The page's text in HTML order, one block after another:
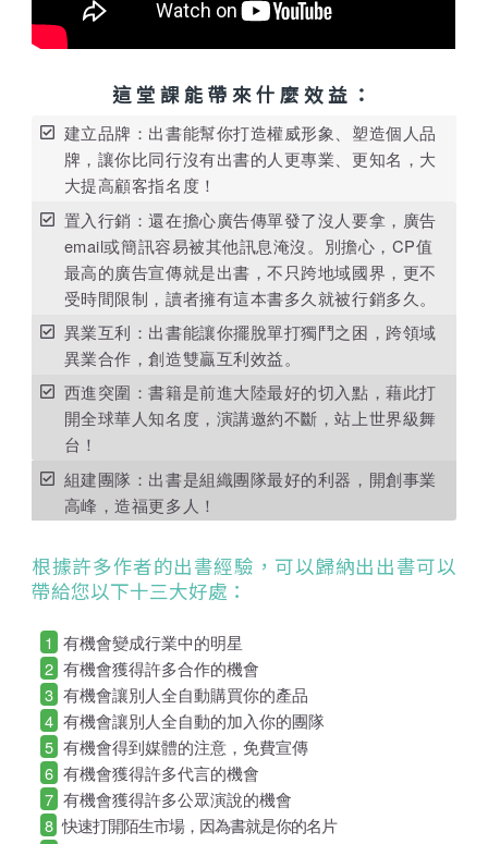
這堂課能帶來什麼效益：
建立品牌：出書能幫你打造權威形象、塑造個人品
牌，讓你比同行沒有出書的人更專業、更知名，大
大提高顧客指名度！
置入行銷：還在擔心廣告傳單發了沒人要拿，廣告
email或簡訊容易被其他訊息淹沒。別擔心，CP值
最高的廣告宣傳就是出書，不只跨地域國界，更不
受時間限制，讀者擁有這本書多久就被行銷多久。
異業互利：出書能讓你擺脫單打獨鬥之困，跨領域
異業合作，創造雙贏互利效益。
西進突圍：書籍是前進大陸最好的切入點，藉此打
開全球華人知名度，演講邀約不斷，站上世界級舞
台！
組建團隊：出書是組織團隊最好的利器，開創事業
高峰，造福更多人！
根據許多作者的出書經驗，可以歸納出出書可以
帶給您以下十三大好處：
1 有機會變成行業中的明星
2 有機會獲得許多合作的機會
3 有機會讓別人全自動購買你的產品
4 有機會讓別人全自動的加入你的團隊
5 有機會得到媒體的注意，免費宣傳
6 有機會獲得許多代言的機會
7 有機會獲得許多公眾演說的機會
8 快速打開陌生市場，因為書就是你的名片